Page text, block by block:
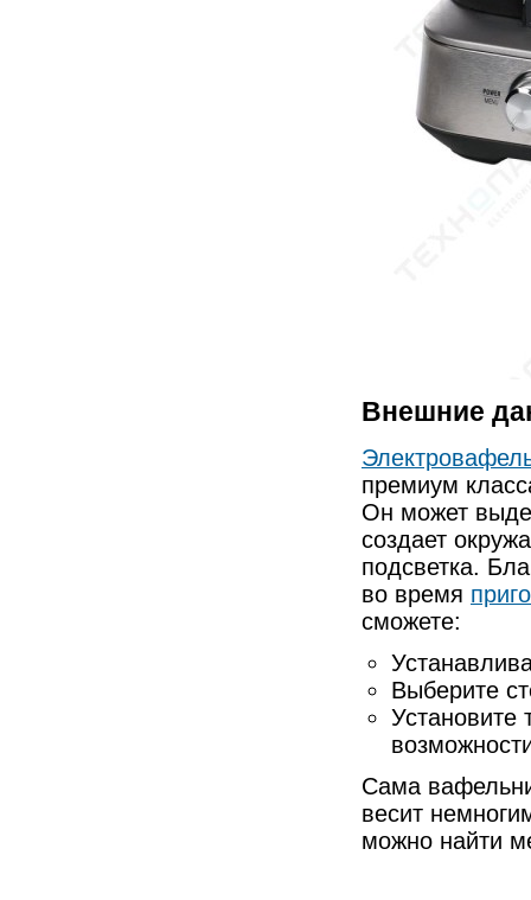
Внешние
премиум
Он может
создает
подсветка.
во время
сможете:
Выберите
Установите
Сама
весит
можно найти